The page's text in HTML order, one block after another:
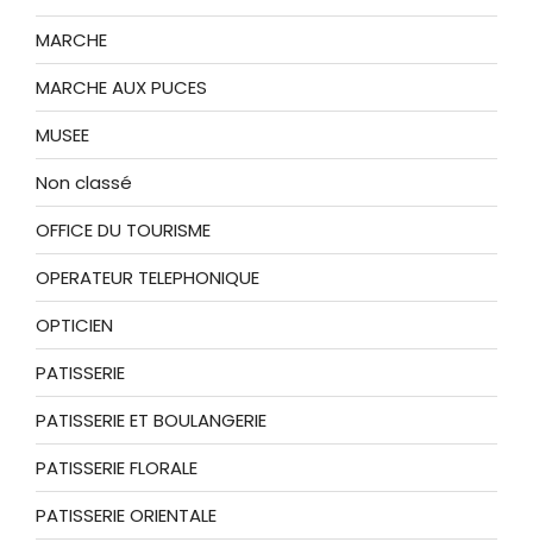
MARCHE
MARCHE AUX PUCES
MUSEE
Non classé
OFFICE DU TOURISME
OPERATEUR TELEPHONIQUE
OPTICIEN
PATISSERIE
PATISSERIE ET BOULANGERIE
PATISSERIE FLORALE
PATISSERIE ORIENTALE